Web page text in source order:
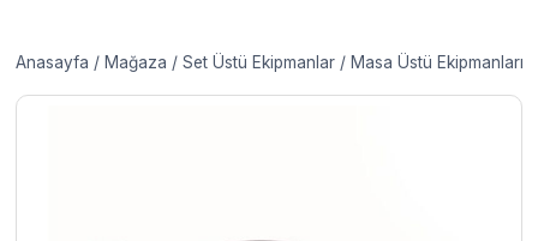
Anasayfa / Mağaza / Set Üstü Ekipmanlar / Masa Üstü Ekipmanları